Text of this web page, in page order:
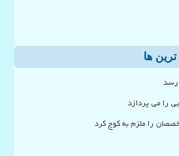
ها
رسد
را می پردازد
را ملزم به کوچ کرد